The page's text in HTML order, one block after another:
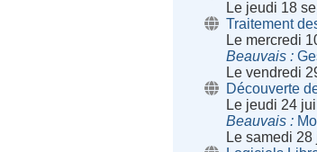
Le jeudi 18
Traitement
Le mercredi
Beauvais
Le vendredi
Découverte
Le jeudi 24
Beauvais
Le samedi